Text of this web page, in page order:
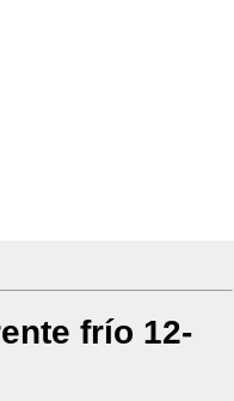
frío 12-